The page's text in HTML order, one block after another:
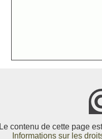
Le contenu de cette page
Informations sur les